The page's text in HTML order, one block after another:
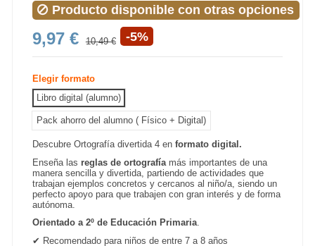
Producto disponible con otras opciones
9,97 € 10,49 € -5%
Elegir formato
Libro digital (alumno)
Pack ahorro del alumno ( Físico + Digital)
Descubre Ortografía divertida 4 enformato digital.
Enseña las reglas de ortografía más importantes de una
manera sencilla y divertida, partiendo de actividades que
trabajan ejemplos concretos y cercanos al niño/a, siendo un
perfecto apoyo para que trabajen con gran interés y de forma
autónoma.
Orientado a 2º de Educación Primaria.
✔ Recomendado para niños de entre 7 a 8 años